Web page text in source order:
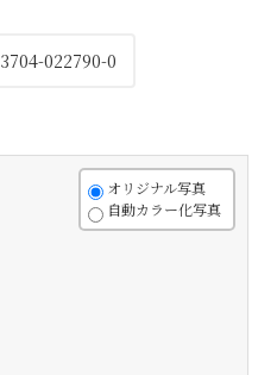
3704-022790-0
オリジナル写真
自動カラー化写真